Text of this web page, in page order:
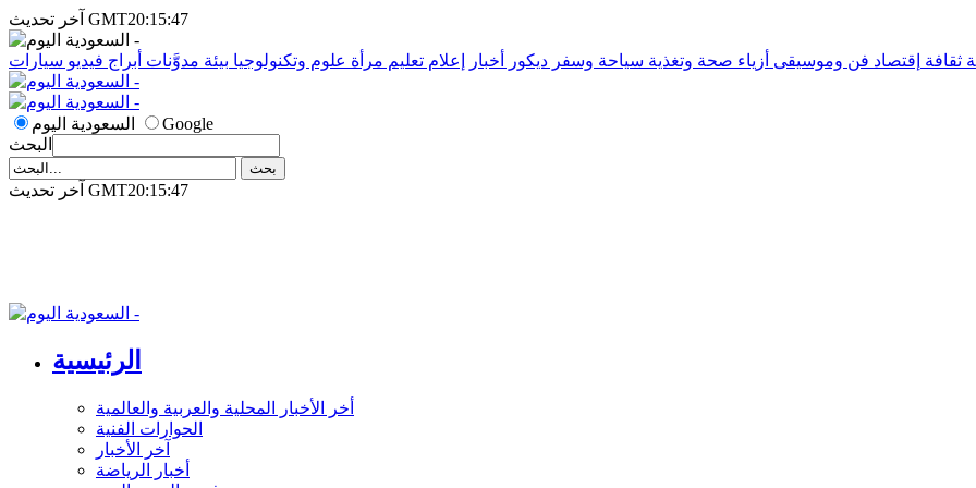
آخر تحديث GMT20:15:47
ثقافة إقتصاد فن وموسيقى أزياء صحة وتغذية سياحة وسفر ديكور أخبار إعلام تعليم مرأة علوم وتكنولوجيا بيئة مدوَّنات أبراج فيديو سيارات
السعودية اليوم
Google
البحث
آخر تحديث GMT20:15:47
الرئيسية
أخر الأخبار المحلية والعربية والعالمية
الحوارات الفنية
آخر الأخبار
أخبار الرياضة